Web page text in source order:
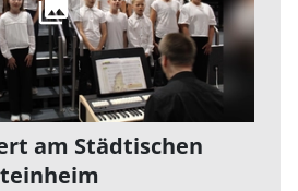
am Städtischen